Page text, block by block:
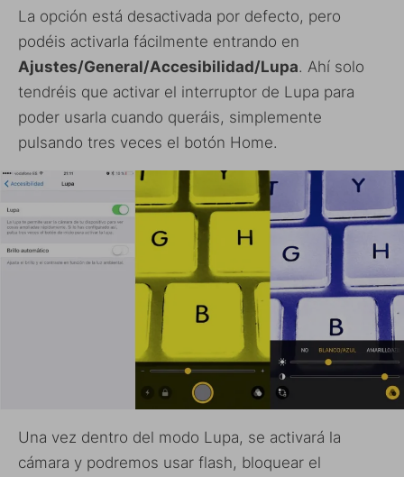
La opción está desactivada por defecto, pero
podéis activarla fácilmente entrando en
Ajustes/General/Accesibilidad/Lupa. Ahí solo
tendréis que activar el interruptor de Lupa para
poder usarla cuando queráis, simplemente
pulsando tres veces el botón Home.
Una vez dentro del modo Lupa, se activará la
cámara y podremos usar flash, bloquear el